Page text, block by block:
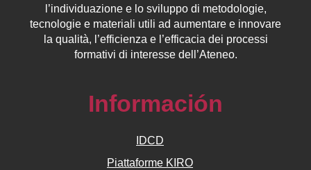
l’individuazione e lo sviluppo di metodologie,
tecnologie e materiali utili ad aumentare e innovare
la qualità, l’efficienza e l’efficacia dei processi
formativi di interesse dell’Ateneo.
Información
IDCD
Piattaforme KIRO